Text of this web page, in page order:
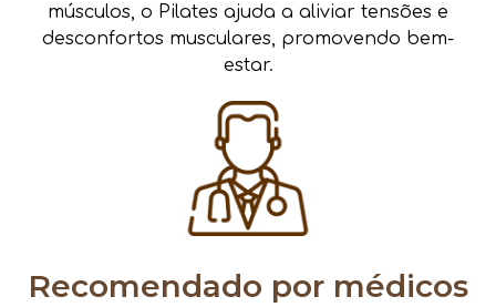
músculos, o Pilates ajuda a aliviar tensões e
desconfortos musculares, promovendo bem-
estar.
Recomendado por médicos